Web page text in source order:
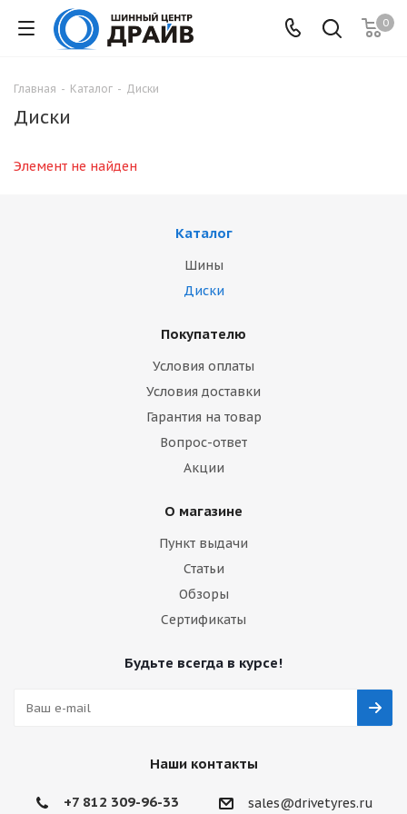
0
Главная - Каталог - Диски
Диски
Элемент не найден
Каталог
Шины
Диски
Покупателю
Условия оплаты
Условия доставки
Гарантия на товар
Вопрос-ответ
Акции
О магазине
Пункт выдачи
Статьи
Обзоры
Сертификаты
Будьте всегда в курсе!
Наши контакты
+7 812 309-96-33 sales@drivetyres.ru